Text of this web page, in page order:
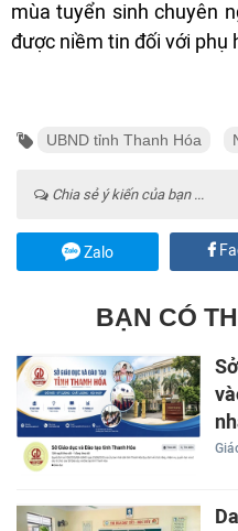
mùa tuyển sinh chuyên
được niềm tin đối với phụ
UBND tỉnh Thanh Hóa
Chia sẻ ý kiến của bạn ...
Zalo
BẠN CÓ